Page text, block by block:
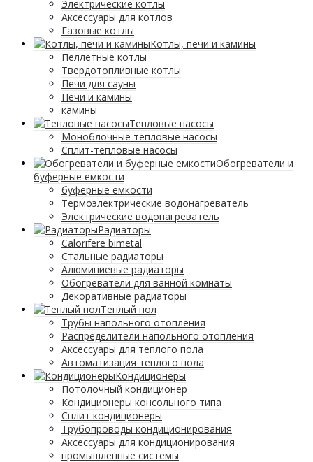
Электрические котлы
Аксессуары для котлов
Газовые котлы
Котлы, печи и камины
Пеллетные котлы
Твердотопливные котлы
Печи для сауны
Печи и камины
камины
Тепловые насосы
Моноблочные тепловые насосы
Сплит-тепловые насосы
Обогреватели и
буферные емкости
буферные емкости
Термоэлектрические водонагреватель
Электрические водонагреватель
Радиаторы
Calorifere bimetal
Стальные радиаторы
Алюминиевые радиаторы
Обогреватели для ванной комнаты
Декоративные радиаторы
Tеплый пол
Трубы напольного отопления
Распределители напольного отопления
Аксессуары для теплого пола
Автоматизация теплого пола
Кондиционеры
Потолочный кондиционер
Кондиционеры консольного типа
Сплит кондиционеры
Трубопроводы кондиционирования
Аксессуары для кондиционирования
промышленные системы